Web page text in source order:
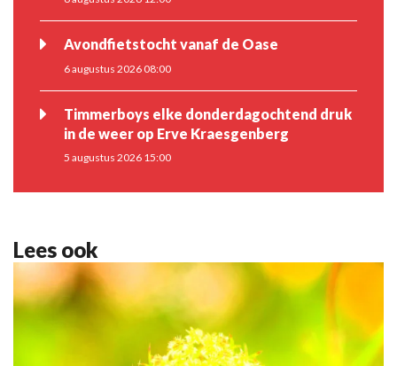
Avondfietstocht vanaf de Oase
6 augustus 2026 08:00
Timmerboys elke donderdagochtend druk
in de weer op Erve Kraesgenberg
5 augustus 2026 15:00
Lees ook